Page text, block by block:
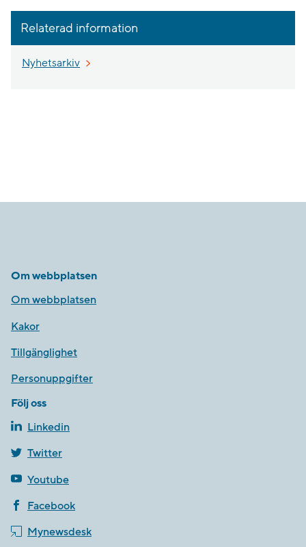
Relaterad information
Nyhetsarkiv
Om webbplatsen
Om webbplatsen
Kakor
Tillgänglighet
Personuppgifter
Följ oss
Linkedin
Twitter
Youtube
Facebook
Mynewsdesk